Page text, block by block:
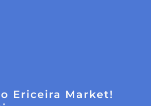
Ericeira Market!